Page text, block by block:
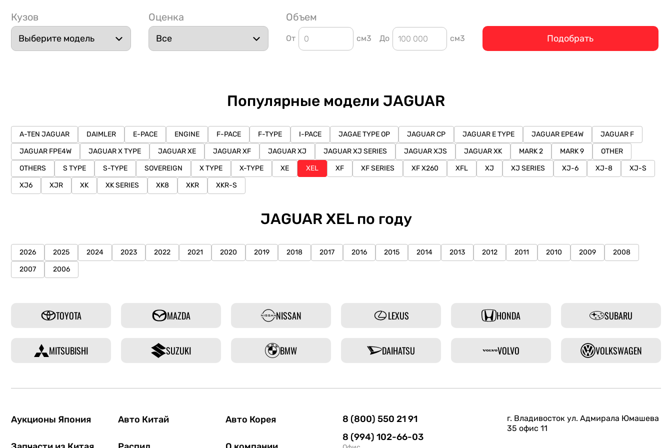
Кузов Оценка Объем
От см3 До см3 Подобрать
Популярные модели JAGUAR
A-TEN JAGUAR DAIMLER E-PACE ENGINE F-PACE F-TYPE I-PACE JAGAE TYPE OP JAGUAR CP JAGUAR E TYPE JAGUAR EPE4W
JAGUAR F
JAGUAR FPE4W
JAGUAR X TYPE JAGUAR XE JAGUAR XF JAGUAR XJ JAGUAR XJ SERIES JAGUAR XJS JAGUAR XK MARK 2 MARK 9
OTHER
OTHERS
S TYPE S-TYPE SOVEREIGN X TYPE X-TYPE XE XEL XF XF SERIES XF X260 XFL XJ XJ SERIES XJ-6 XJ-8
XJ-S
XJ6
XJR XK XK SERIES XK8 XKR XKR-S
JAGUAR XEL по году
2026 2025 2024 2023 2022 2021 2020 2019 2018 2017 2016 2015 2014 2013 2012 2011 2010 2009
2008
2007
2006
TOYOTA MAZDA NISSAN LEXUS HONDA SUBARU
MITSUBISHI SUZUKI BMW DAIHATSU VOLVO VOLKSWAGEN
Аукционы Япония Авто Китай Авто Корея
8 (800) 550 21 91
8 (994) 102-66-03
г. Владивосток ул. Адмирала Юмашева
35 офис 11